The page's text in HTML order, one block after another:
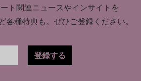
ト関連ニュースやインサイトを
種特典も。 ぜひご登録ください。
登録する